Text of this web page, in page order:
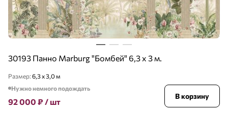
30193 Панно Marburg "Бомбей" 6,3 х 3 м.
Размер: 6,3 х 3,0 м
Нужно немного подождать
92 000 ₽ / шт
В корзину